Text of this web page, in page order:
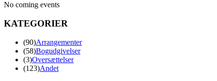
No coming events
KATEGORIER
(90)Arrangementer
(58)Bogudgivelser
(3)Oversættelser
(123)Andet